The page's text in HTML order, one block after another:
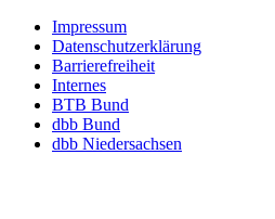
Impressum
Daten­schutz­er­klä­rung
Barrie­re­frei­heit
Internes
BTB Bund
dbb Bund
dbb Nieder­sachsen